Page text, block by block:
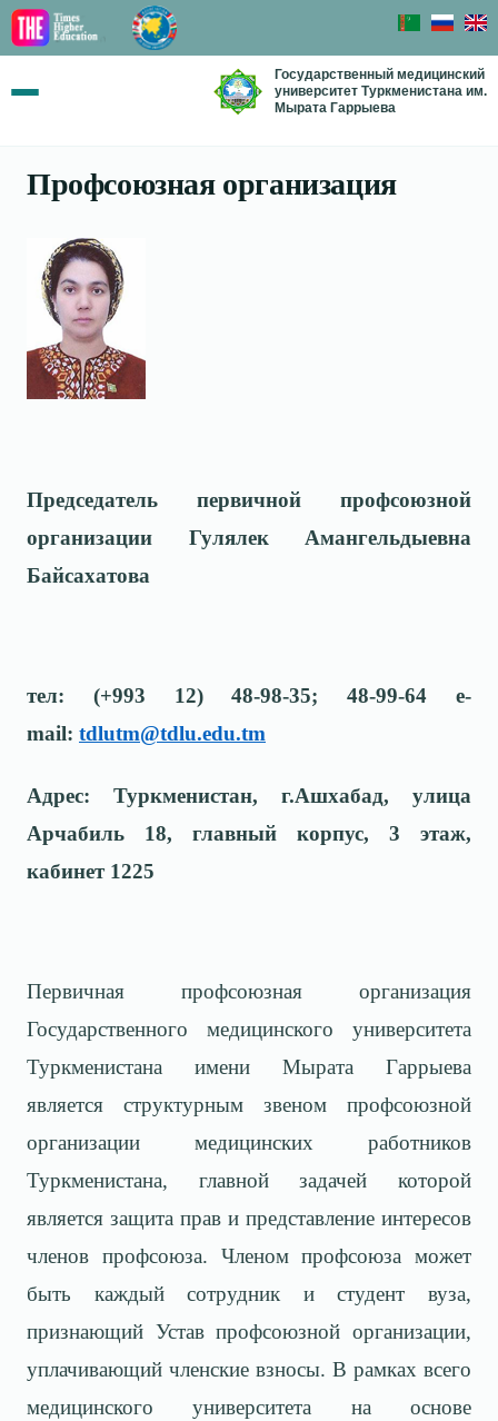
Государственный медицинский
университет Туркменистана им.
Мырата Гаррыева
Профсоюзная организация
Председатель первичной профсоюзной
организации Гулялек Амангельдыевна
Байсахатова
тел: (+993 12) 48-98-35; 48-99-64 e-
mail: tdlutm@tdlu.edu.tm
Адрес: Туркменистан, г.Ашхабад, улица
Арчабиль 18, главный корпус, 3 этаж,
кабинет 1225
Первичная профсоюзная организация
Государственного медицинского университета
Туркменистана имени Мырата Гаррыева
является структурным звеном профсоюзной
организации медицинских работников
Туркменистана, главной задачей которой
является защита прав и представление интересов
членов профсоюза. Членом профсоюза может
быть каждый сотрудник и студент вуза,
признающий Устав профсоюзной организации,
уплачивающий членские взносы. В рамках всего
медицинского университета на основе